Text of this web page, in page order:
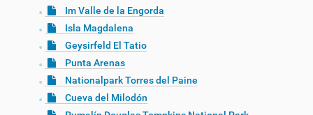
Im Valle de la Engorda
Isla Magdalena
Geysirfeld El Tatio
Punta Arenas
Nationalpark Torres del Paine
Cueva del Milodón